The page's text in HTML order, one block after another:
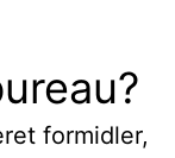
formidler,